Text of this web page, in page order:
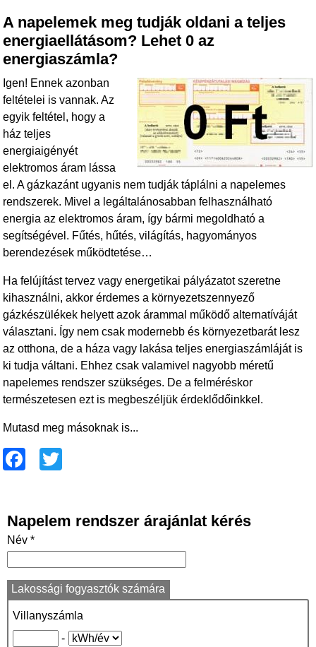
A napelemek meg tudják oldani a teljes
energiaellátásom? Lehet 0 az
energiaszámla?
Igen! Ennek azonban
feltételei is vannak. Az
egyik feltétel, hogy a
ház teljes
energiaigényét
elektromos áram lássa
el. A gázkazánt ugyanis nem tudják táplálni a napelemes
rendszerek. Mivel a legáltalánosabban felhasználható
energia az elektromos áram, így bármi megoldható a
segítségével. Fűtés, hűtés, világítás, hagyományos
berendezések működtetése…
Ha felújítást tervez vagy energetikai pályázatot szeretne
kihasználni, akkor érdemes a környezetszennyező
gázkészülékek helyett azok árammal működő alternatíváját
választani. Így nem csak modernebb és környezetbarát lesz
az otthona, de a háza vagy lakása teljes energiaszámláját is
ki tudja váltani. Ehhez csak valamivel nagyobb méretű
napelemes rendszer szükséges. De a felméréskor
természetesen ezt is megbeszéljük érdeklődőinkkel.
Mutasd meg másoknak is...
e
b
o
o
k
er
Napelem rendszer árajánlat kérés
Név *
Lakossági fogyasztók számára
Villanyszámla
-